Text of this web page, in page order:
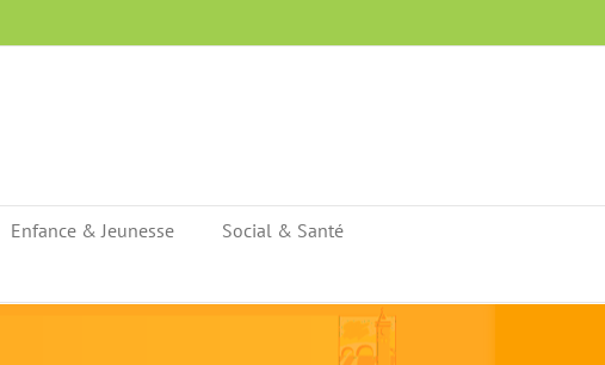
Enfance & Jeunesse
Social & Santé